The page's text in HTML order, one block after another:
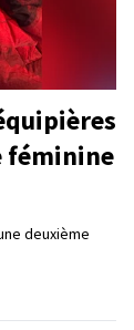
féminine
deuxième